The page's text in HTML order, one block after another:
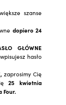
szanse
dopiero 24
GŁÓWNE
hasło
zaprosimy Cię
25 kwietnia
Four.